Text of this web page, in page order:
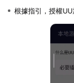
根據指引，授權UU